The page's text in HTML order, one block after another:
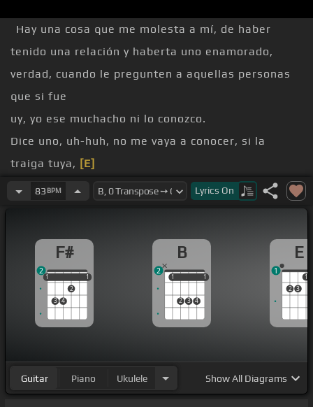
Hay una cosa que me molesta a mí, de haber
tenido una relación y haberta uno enamorado,
verdad, cuando le pregunten a aquellas personas
que si fue
uy, yo ese muchacho ni lo conozco.
Dice uno, uh-huh, no me vaya a conocer, si la
traiga tuya, [E]
[E]
83 BPM Lyrics On
F#
1
3 4
2
1
1 1
2
B
1
2 3 4
1
1 1
2
E
2 3
1
1
Guitar Piano Ukulele ShowAll Diagrams